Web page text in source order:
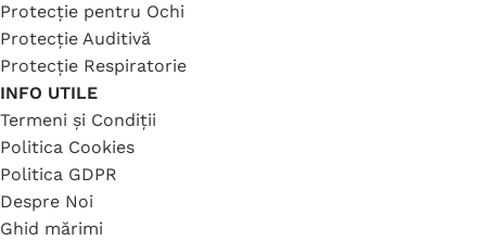
Protecție pentru Ochi
Protecție Auditivă
Protecție Respiratorie
INFO UTILE
Termeni și Condiții
Politica Cookies
Politica GDPR
Despre Noi
Ghid mărimi